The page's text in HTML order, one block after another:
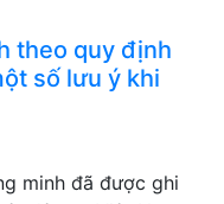
theo quy định
số lưu ý khi
minh đã được ghi